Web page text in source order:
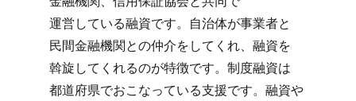
運営している​融資です。​自治体が​事業者と​
民間金融機関との​仲介を​してくれ、​融資を​
斡旋してくれるのが​特徴です。​制度融資は​
都道府県で​おこなっている​支援です。​融資や​